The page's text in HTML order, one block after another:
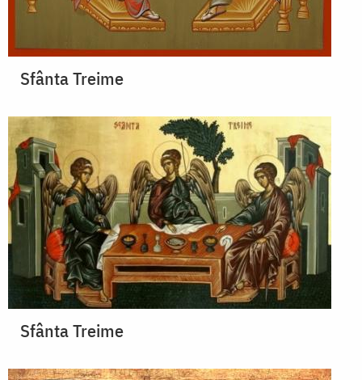
Sfânta Treime
Sfânta Treime